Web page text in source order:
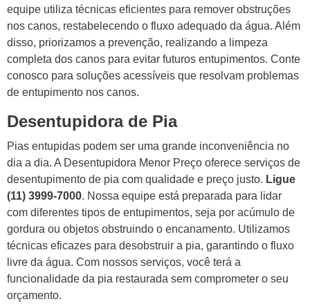
equipe utiliza técnicas eficientes para remover obstruções
nos canos, restabelecendo o fluxo adequado da água. Além
disso, priorizamos a prevenção, realizando a limpeza
completa dos canos para evitar futuros entupimentos. Conte
conosco para soluções acessíveis que resolvam problemas
de entupimento nos canos.
Desentupidora de Pia
Pias entupidas podem ser uma grande inconveniência no
dia a dia. A Desentupidora Menor Preço oferece serviços de
desentupimento de pia com qualidade e preço justo. Ligue
(11) 3999-7000. Nossa equipe está preparada para lidar
com diferentes tipos de entupimentos, seja por acúmulo de
gordura ou objetos obstruindo o encanamento. Utilizamos
técnicas eficazes para desobstruir a pia, garantindo o fluxo
livre da água. Com nossos serviços, você terá a
funcionalidade da pia restaurada sem comprometer o seu
orçamento.